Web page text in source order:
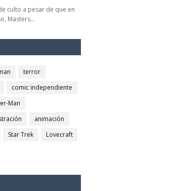
culto a pesar de que en
Masters…
terror
comic independiente
Man
animación
Star Trek
Lovecraft